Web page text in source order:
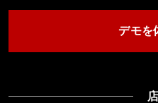
デモを